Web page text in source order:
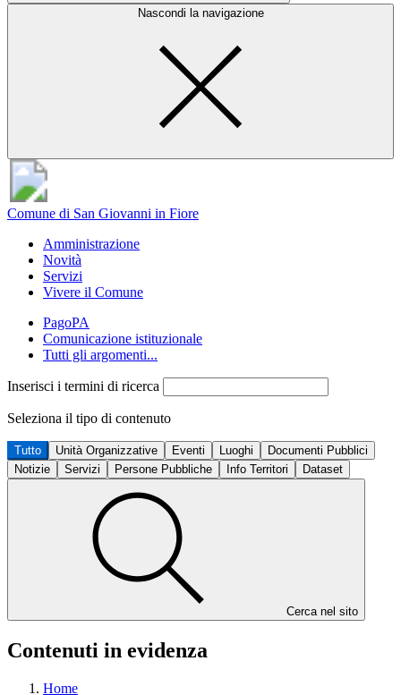
Nascondi la navigazione
Comune di San Giovanni in Fiore
Amministrazione
Novità
Servizi
Vivere il Comune
PagoPA
Comunicazione istituzionale
Tutti gli argomenti...
Inserisci i termini di ricerca
Seleziona il tipo di contenuto
Tutto Unità Organizzative Eventi Luoghi
Documenti Pubblici
Notizie
Servizi Persone Pubbliche Info Territori Dataset
Cerca nel sito
Contenuti in evidenza
Home